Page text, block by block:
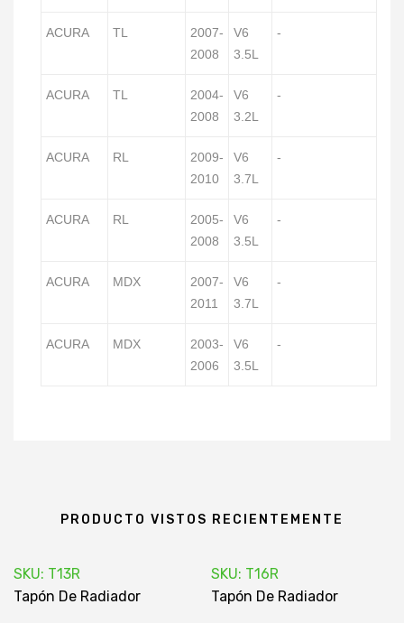
ACURA TL
2007-
2008
V6
3.5L
-
ACURA TL
2004-
2008
V6
3.2L
-
ACURA RL
2009-
2010
V6
3.7L
-
ACURA RL
2005-
2008
V6
3.5L
-
ACURA MDX
2007-
2011
V6
3.7L
-
ACURA MDX
2003-
2006
V6
3.5L
-
PRODUCTO VISTOS RECIENTEMENTE
SKU: T13R
Tapón De Radiador
SKU: T16R
Tapón De Radiador